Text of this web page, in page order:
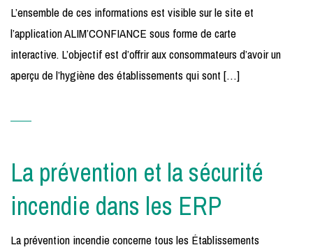
L’ensemble de ces informations est visible sur le site et
l’application ALIM’CONFIANCE sous forme de carte
interactive. L’objectif est d’offrir aux consommateurs d’avoir un
aperçu de l’hygiène des établissements qui sont […]
La prévention et la sécurité
incendie dans les ERP
La prévention incendie concerne tous les Établissements